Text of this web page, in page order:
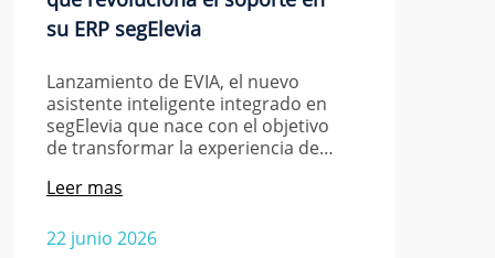
su ERP segElevia
Lanzamiento de EVIA, el nuevo
asistente inteligente integrado en
segElevia que nace con el objetivo
de transformar la experiencia de…
22 junio 2026
Leer mas